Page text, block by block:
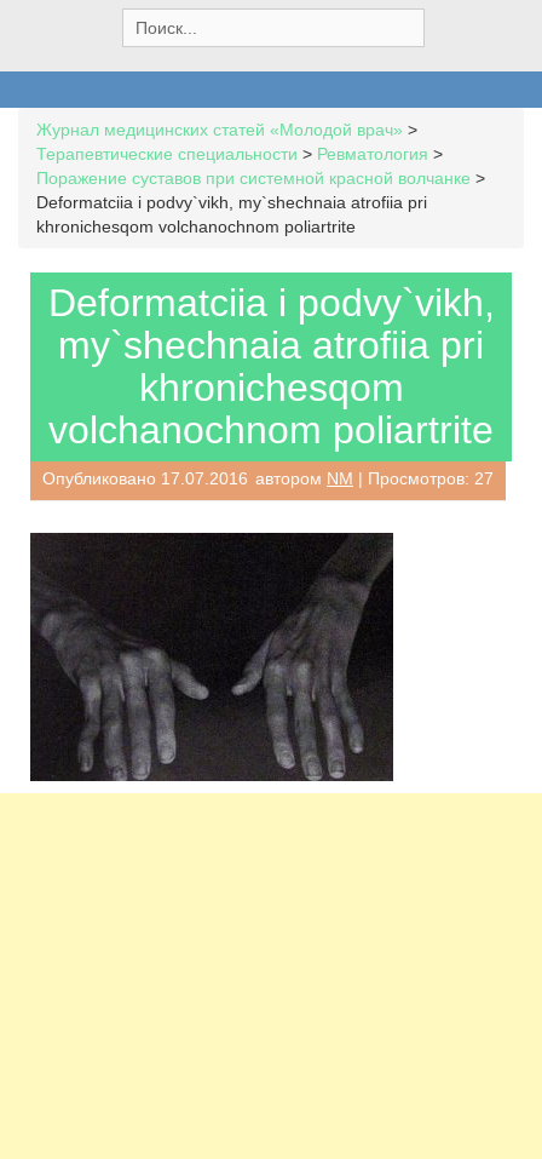
e
a
h
f
o
r
:
Журнал медицинских статей «Молодой врач» >
Терапевтические специальности > Ревматология >
Поражение суставов при системной красной волчанке >
Deformatciia i podvy`vikh, my`shechnaia atrofiia pri
khronichesqom volchanochnom poliartrite
Deformatciia i podvy`vikh,
my`shechnaia atrofiia pri
khronichesqom
volchanochnom poliartrite
Опубликовано 17.07.2016 автором NM | Просмотров: 27